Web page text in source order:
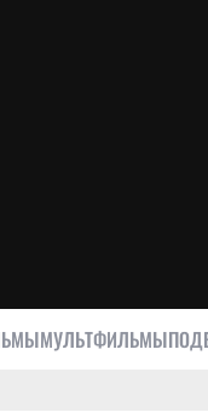
МУЛЬТФИЛЬМЫ